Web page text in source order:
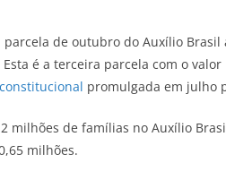
parcela de outubro do Auxílio
é a terceira parcela com o
promulgada em julho
milhões de famílias no Auxílio
milhões.